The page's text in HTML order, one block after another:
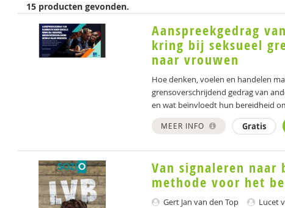
15 producten gevonden.
Aanspreekgedrag
kring bij seksueel
naar vrouwen
Hoe denken, voelen en handelen
grensoverschrijdend gedrag van
en wat beïnvloedt hun bereidheid
MEER INFO Gratis
Van signaleren naar
methode voor het
Gert Jan van den Top
Lucet